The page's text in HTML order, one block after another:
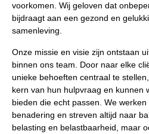
voorkomen. Wij geloven dat
bijdraagt aan een gezond en
samenleving.
Onze missie en visie zijn ontstaan
binnen ons team. Door naar elke
unieke behoeften centraal te
kern van hun hulpvraag en kunnen
bieden die echt passen. We
benadering en streven altijd naar
belasting en belastbaarheid, maar